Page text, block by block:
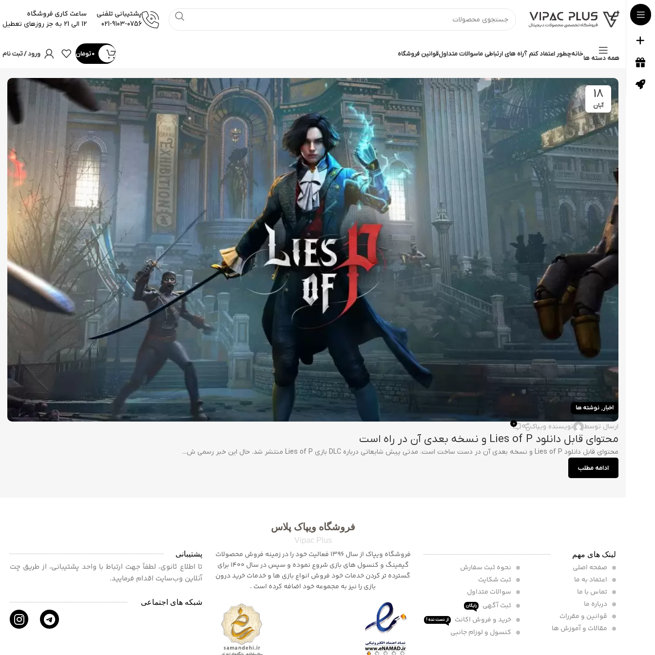
پشتیبانی تلفنی
021-9103-0756
ساعت کاری فروشگاه
12 الی 21 به جز روزهای تعطیل
همه دسته ها
خانهچطور اعتماد کنم ؟راه های ارتباطی ماسوالات متداولقوانین فروشگاه 0تومان ورود / ثبت نام
18
آبان
اخبار, نوشته ها
ارسال توسط نویسنده ویپاک 0
محتوای قابل دانلود Lies of P و نسخه بعدی آن در راه است
محتوای قابل دانلود Lies of P و نسخه بعدی آن در دست ساخت است. مدتی پیش شایعاتی درباره DLC بازی Lies of P منتشر شد. حال این خبر رسمی ش...
ادامه مطلب
لینک های مهم
صفحه اصلی
اعتماد به ما
تماس با ما
درباره ما
قوانین و مقررات
مقالات و آموزش ها
نحوه ثبت سفارش
ثبت شکایت
سوالات متداول
ثبت آگهی
رایگان
خرید و فروش اکانت از دست نده !
کنسول و لوزام جانبی
فروشگاه ویپاک پلاس
Vipac Plus
فروشگاه ویپاک از سال 1396 فعالیت خود را در زمینه فروش محصولات
گیمینگ و کنسول های بازی شروع نموده و سپس در سال 1400 برای
گسترده تر کردن خدمات خود فروش انواع بازی ها و خدمات خرید درون
بازی را نیز به مجموعه خود اضافه کرده است .
پشتیبانی
تا اطلاع ثانوی، لطفاً جهت ارتباط با واحد پشتیبانی، از طریق چت
آنلاین وب‌سایت اقدام فرمایید.
شبکه های اجتماعی